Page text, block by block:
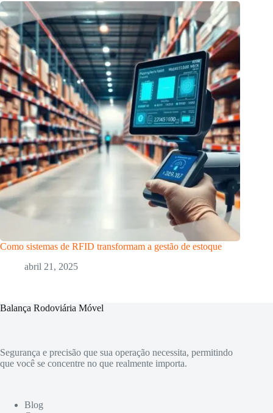
Como sistemas de RFID transformam a gestão de estoque
abril 21, 2025
Balança Rodoviária Móvel
Segurança e precisão que sua operação necessita, permitindo
que você se concentre no que realmente importa.
Blog